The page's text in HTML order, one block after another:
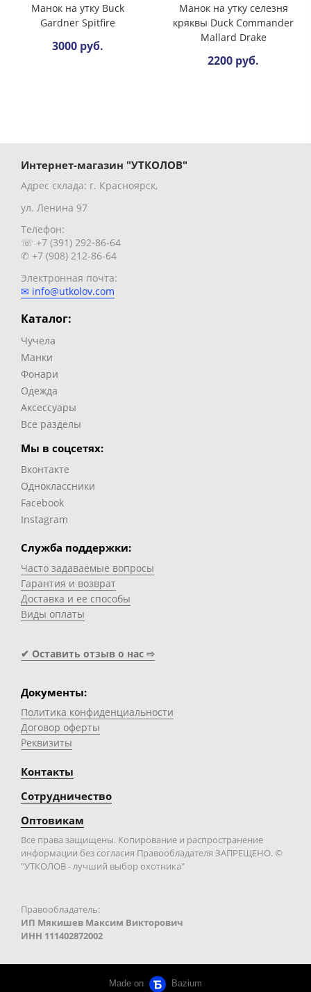
Манок на утку Buck
Gardner Spitfire
3000 руб.
Манок на утку селезня
кряквы Duck Commander
Mallard Drake
2200 руб.
Интернет-магазин "УТКОЛОВ"
Адрес склада: г. Красноярск,
ул. Ленина 97
Телефон:
☏ +7 (391) 292-86-64
✆ +7 (908) 212-86-64
Электронная почта:
✉ info@utkolov.com
Каталог:
Чучела
Манки
Фонари
Одежда
Аксессуары
Все разделы
Мы в соцсетях:
Вконтакте
Одноклассники
Facebook
Instagram
Служба поддержки:
Часто задаваемые вопросы
Гарантия и возврат
Доставка и ее способы
Виды оплаты
✔ Оставить отзыв о нас ⇨
Документы:
Политика конфиденциальности
Договор оферты
Реквизиты
Контакты
Сотрудничество
Оптовикам
Все права защищены. Копирование и распространение
информации без согласия Правообладателя ЗАПРЕЩЕНО. ©
"УТКОЛОВ - лучший выбор охотника"
Правообладатель:
ИП Мякишев Максим Викторович
ИНН 111402872002
Made on Bazium